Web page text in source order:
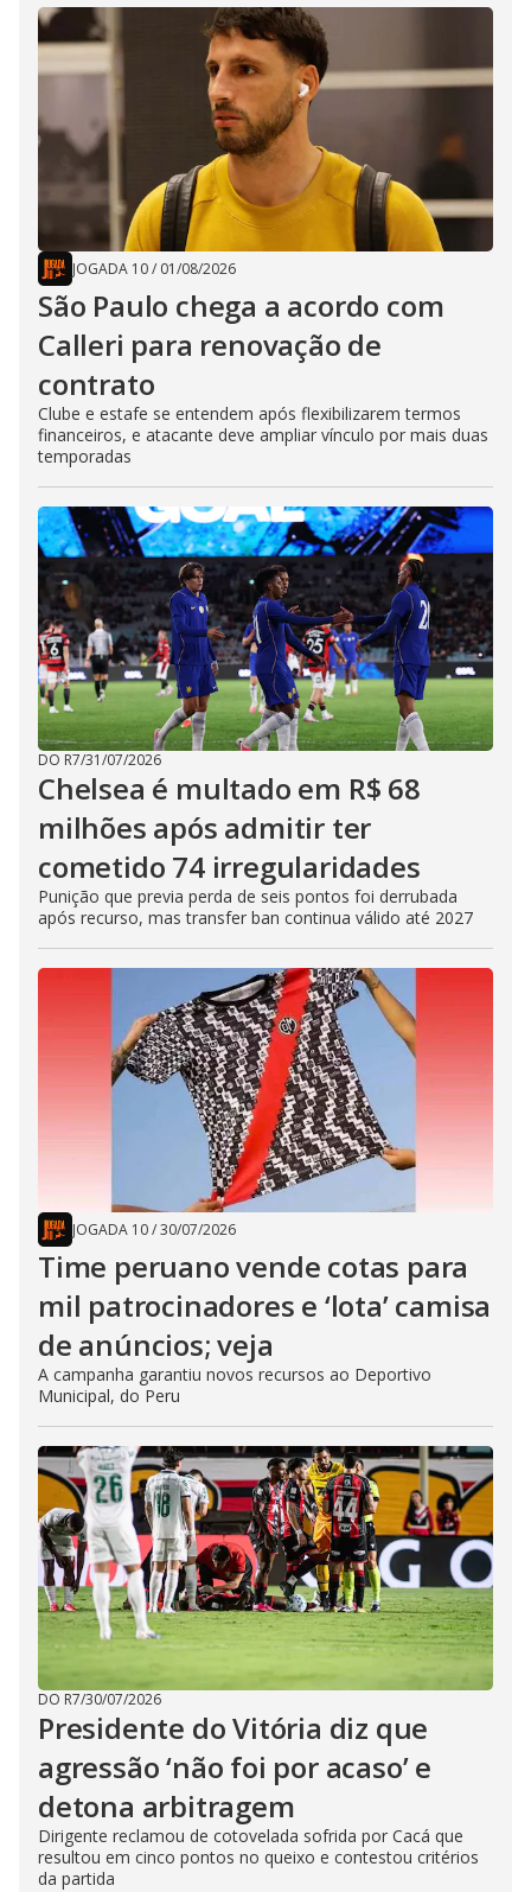
JOGADA 10/ 01/08/2026
São Paulo chega a acordo com
Calleri para renovação de
contrato
Clube e estafe se entendem após flexibilizarem termos
financeiros, e atacante deve ampliar vínculo por mais duas
temporadas
DO R7/31/07/2026
Chelsea é multado em R$ 68
milhões após admitir ter
cometido 74 irregularidades
Punição que previa perda de seis pontos foi derrubada
após recurso, mas transfer ban continua válido até 2027
JOGADA 10/30/07/2026
Time peruano vende cotas para
mil patrocinadores e ‘lota’ camisa
de anúncios; veja
A campanha garantiu novos recursos ao Deportivo
Municipal, do Peru
DO R7/30/07/2026
Presidente do Vitória diz que
agressão ‘não foi por acaso’ e
detona arbitragem
Dirigente reclamou de cotovelada sofrida por Cacá que
resultou em cinco pontos no queixo e contestou critérios
da partida